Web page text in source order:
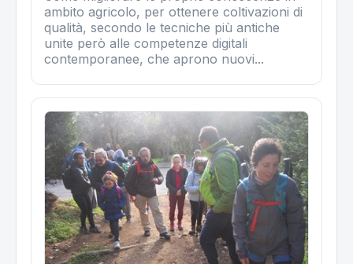
ambito agricolo, per ottenere coltivazioni di
qualità, secondo le tecniche più antiche
unite però alle competenze digitali
contemporanee, che aprono nuovi...